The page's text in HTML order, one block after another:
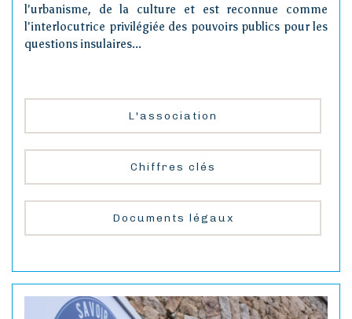
l'urbanisme, de la culture et est reconnue comme
l'interlocutrice privilégiée des pouvoirs publics pour les
questions insulaires...
L'association
Chiffres clés
Documents légaux